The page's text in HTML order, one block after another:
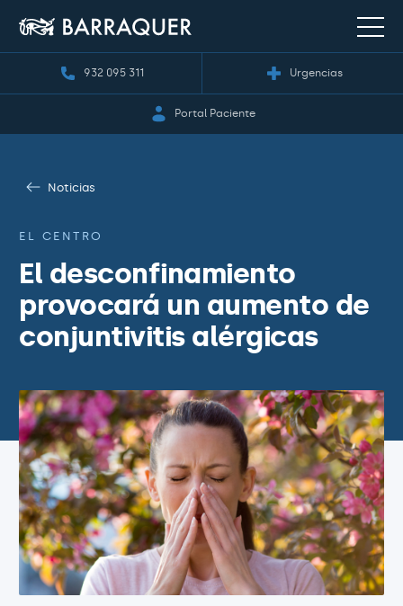
932 095 311 Urgencias
Portal Paciente
Noticias
EL CENTRO
El desconfinamiento
provocará un aumento de
conjuntivitis alérgicas